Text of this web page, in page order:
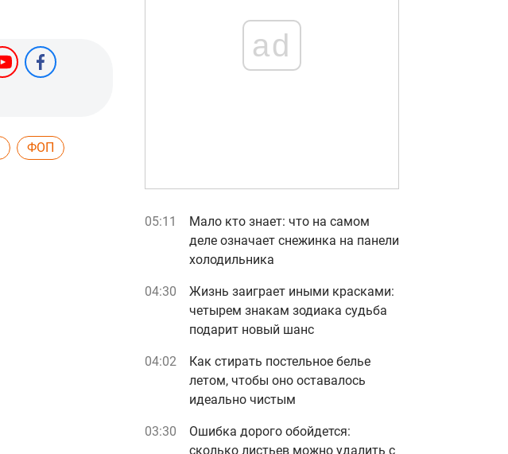
ФОП
ad
05:11
Мало кто знает: что на самом
деле означает снежинка на панели
холодильника
04:30
Жизнь заиграет иными красками:
четырем знакам зодиака судьба
подарит новый шанс
04:02
Как стирать постельное белье
летом, чтобы оно оставалось
идеально чистым
03:30
Ошибка дорого обойдется:
сколько листьев можно удалить с